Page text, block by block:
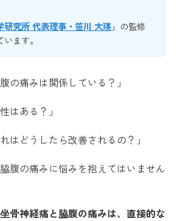
研究所 代表理事・笹川 大瑛」の監修
ます。
の痛みは関係している？」
はある？」
はどうしたら改善されるの？」
腹の痛みに悩みを抱えてはいません
骨神経痛と脇腹の痛みは、直接的な